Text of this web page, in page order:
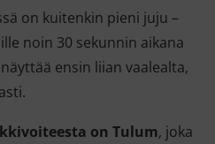
on kuitenkin pieni juju –
noin 30 sekunnin aikana
ensin liian vaalealta,
on Tulum, joka